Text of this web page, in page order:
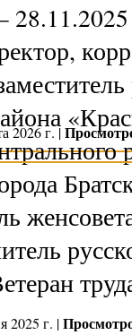
2026 г. |
2025 г. |